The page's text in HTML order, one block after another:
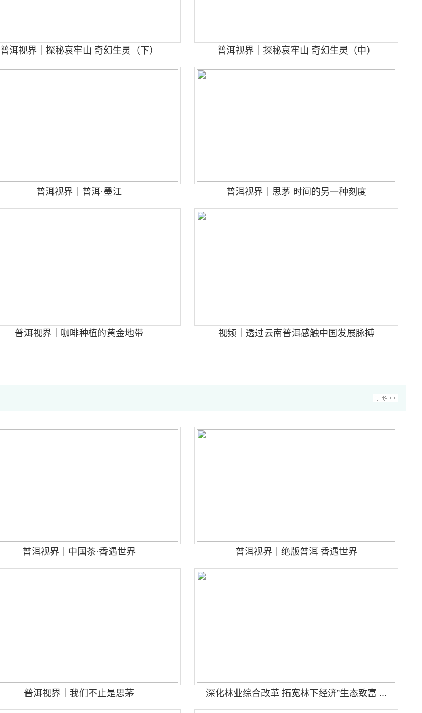
普洱视界｜探秘哀牢山 奇幻生灵（下） 普洱视界｜探秘哀牢山 奇幻生灵（中）
普洱视界｜普洱·墨江 普洱视界｜思茅 时间的另一种刻度
普洱视界｜咖啡种植的黄金地带 视频｜透过云南普洱感触中国发展脉搏
普洱视界｜中国茶·香遇世界 普洱视界｜绝版普洱 香遇世界
普洱视界｜我们不止是思茅 深化林业综合改革 拓宽林下经济”生态致富 ...